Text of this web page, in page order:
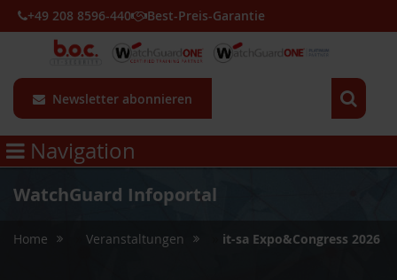
Newsletter abonnieren
+49 208 8596-440 Best-Preis-Garantie
Navigation
WatchGuard Infoportal
Home Veranstaltungen it-sa Expo&Congress 2026